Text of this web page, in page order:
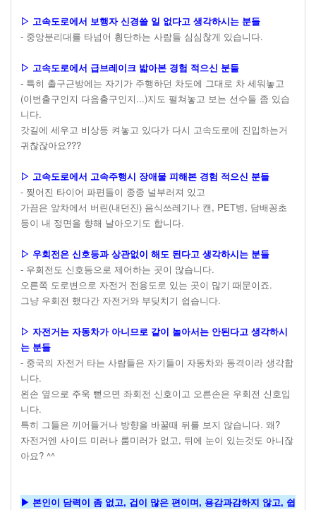
▷ 고속도로에서 보행자 신경쓸 일 없다고 생각하시는 분들
- 중앙분리대를 타넘어 횡단하는 사람들 심심찮게 있습니다.
▷ 고속도로에서 급브레이크 밟아본 경험 적으신 분들
- 특히 출구근방에는 자기가 주행하던 차도에 그대로 차 세워놓고
(이번출구인지 다음출구인지...)지도 펼쳐놓고 보는 선수들 좀 있습
니다.
갓길에 세우고 비상등 켜놓고 있다가 다시 고속도로에 진입하는거
귀찮잖아요???
▷ 고속도로에서 고속주행시 장애물 피해본 경험 적으신 분들
- 찢어진 타이어 파편들이 종종 널부러져 있고
가끔은 앞차에서 버린(내던진) 음식쓰레기나 캔, PET병, 담배꽁초
등이 내 정면을 향해 날아오기도 합니다.
▷ 우회전은 신호등과 상관없이 해도 된다고 생각하시는 분들
- 우회전도 신호등으로 제어하는 곳이 많습니다.
오른쪽 도로변으로 자전거 전용도로 있는 곳이 많기 때문이죠.
그냥 우회전 했다간 자전거와 부딪치기 쉽습니다.
▷ 자전거는 자동차가 아니므로 같이 놀아서는 안된다고 생각하시
는 분들
- 중국의 자전거 타는 사람들은 자기들이 자동차와 동격이라 생각합
니다.
왼손 옆으로 주욱 뻗으면 좌회전 신호이고 오른손은 우회전 신호입
니다.
특히 그들은 끼어들거나 방향을 바꿀때 뒤를 보지 않습니다. 왜?
자전거엔 사이드 미러나 룸미러가 없고, 뒤에 눈이 있는것도 아니잖
아요? ^^
▶ 본인이 담력이 좀 없고, 겁이 많은 편이며, 용감과감하지 않고, 쉽